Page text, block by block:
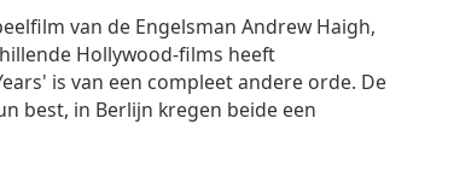
van de Engelsman Andrew Haigh,
Hollywood-films heeft
is van een compleet andere orde. De
best, in Berlijn kregen beide een